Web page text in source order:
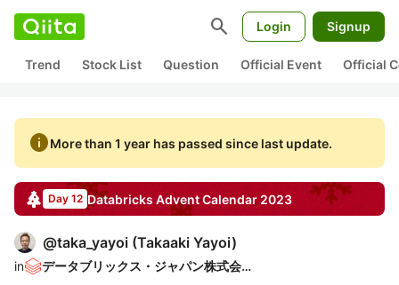
search Login Signup
Trend Stock List Question Official Event Official
infoMore than 1 year has passed since last update.
Day 12 Databricks Advent Calendar 2023
@taka_yayoi (Takaaki Yayoi)
in データブリックス・ジャパン株式会社